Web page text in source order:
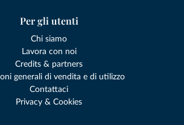
Per gli utenti
Chi siamo
Lavora con noi
Credits & partners
generali di vendita e di utilizzo
Contattaci
Privacy & Cookies